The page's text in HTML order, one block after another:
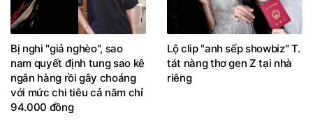
Bị nghi "giả nghèo", sao
nam quyết định tung sao kê
ngân hàng rồi gây choáng
với mức chi tiêu cả năm chỉ
94.000 đồng
Lộ clip "anh sếp showbiz" T.
tát nàng thơ gen Z tại nhà
riêng